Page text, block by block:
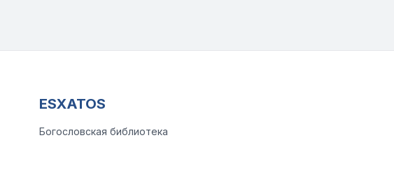
ESXATOS
Богословская библиотека